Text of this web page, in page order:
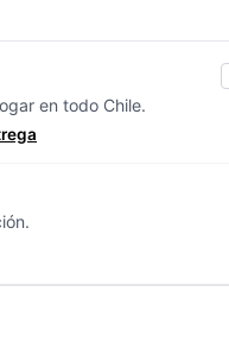
en todo Chile.